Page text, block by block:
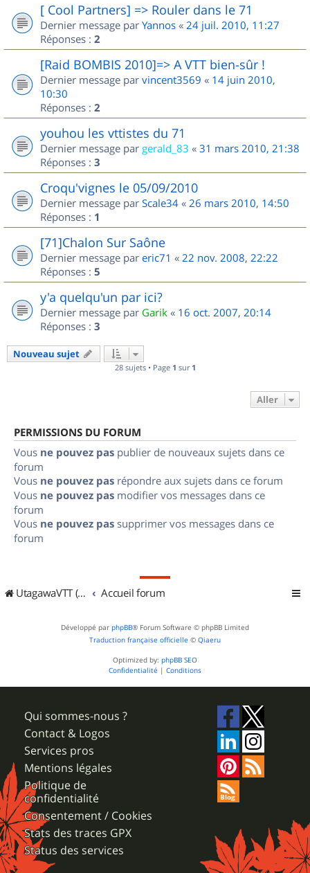
[ Cool Partners] => Rouler dans le 71
Dernier message par Yannos « 24 juil. 2010, 11:27
Réponses : 2
[Raid BOMBIS 2010]=> A VTT bien-sûr !
Dernier message par vincent3569 « 14 juin 2010,
10:30
Réponses : 2
youhou les vttistes du 71
Dernier message par gerald_83 « 31 mars 2010, 21:38
Réponses : 3
Croqu'vignes le 05/09/2010
Dernier message par Scale34 « 26 mars 2010, 14:50
Réponses : 1
[71]Chalon Sur Saône
Dernier message par eric71 « 22 nov. 2008, 22:22
Réponses : 5
y'a quelqu'un par ici?
Dernier message par Garik « 16 oct. 2007, 20:14
Réponses : 3
Nouveau sujet
28 sujets • Page 1 sur 1
Aller
PERMISSIONS DU FORUM
Vous ne pouvez pas publier de nouveaux sujets dans ce
forum
Vous ne pouvez pas répondre aux sujets dans ce forum
Vous ne pouvez pas modifier vos messages dans ce
forum
Vous ne pouvez pas supprimer vos messages dans ce
forum
UtagawaVTT (Randos VTT et VTTAE avec traces GPS) Accueil forum
Développé par phpBB® Forum Software © phpBB Limited
Traduction française officielle © Qiaeru
Optimized by: phpBB SEO
Confidentialité | Conditions
Qui sommes-nous ?
Contact & Logos
Services pros
Mentions légales
Politique de
confidentialité
Consentement / Cookies
Stats des traces GPX
Status des services